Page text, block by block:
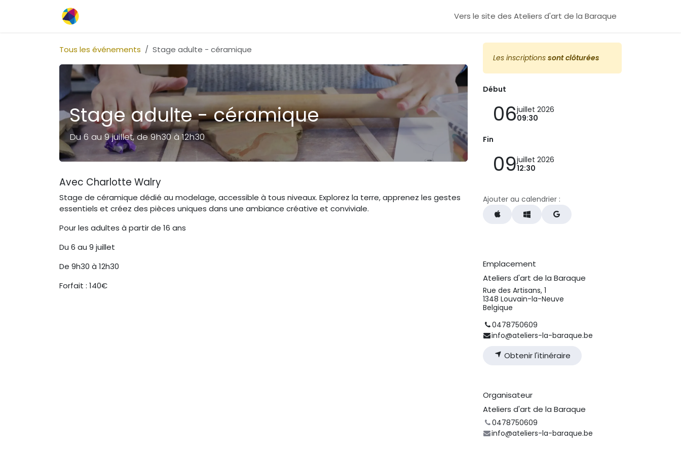
Vers le site des Ateliers d'art de la Baraque
Tous les événements Stage adulte - céramique
Stage adulte - céramique
Du 6 au 9 juillet, de 9h30 à 12h30
Avec Charlotte Walry
Stage de céramique dédié au modelage, accessible à tous niveaux. Explorez la terre, apprenez les gestes
essentiels et créez des pièces uniques dans une ambiance créative et conviviale.
Pour les adultes à partir de 16 ans
Du 6 au 9 juillet
De 9h30 à 12h30
Forfait : 140€
Les inscriptions sont clôturées
Début
06juillet 2026
09:30
Fin
09juillet 2026
12:30
Ajouter au calendrier :
Emplacement
Ateliers d'art de la Baraque
Rue des Artisans, 1
1348 Louvain-la-Neuve
Belgique
0478750609
info@ateliers-la-baraque.be
Obtenir l'itinéraire
Organisateur
Ateliers d'art de la Baraque
0478750609
info@ateliers-la-baraque.be